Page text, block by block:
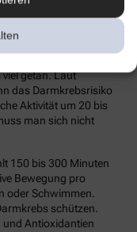
sein Darmkrebsrisiko
seinen
getan. Laut
das Darmkrebsrisiko
Aktivität um 20 bis
man sich nicht
150 bis 300 Minuten
Bewegung pro
oder Schwimmen.
schützen.
und Antioxidantien